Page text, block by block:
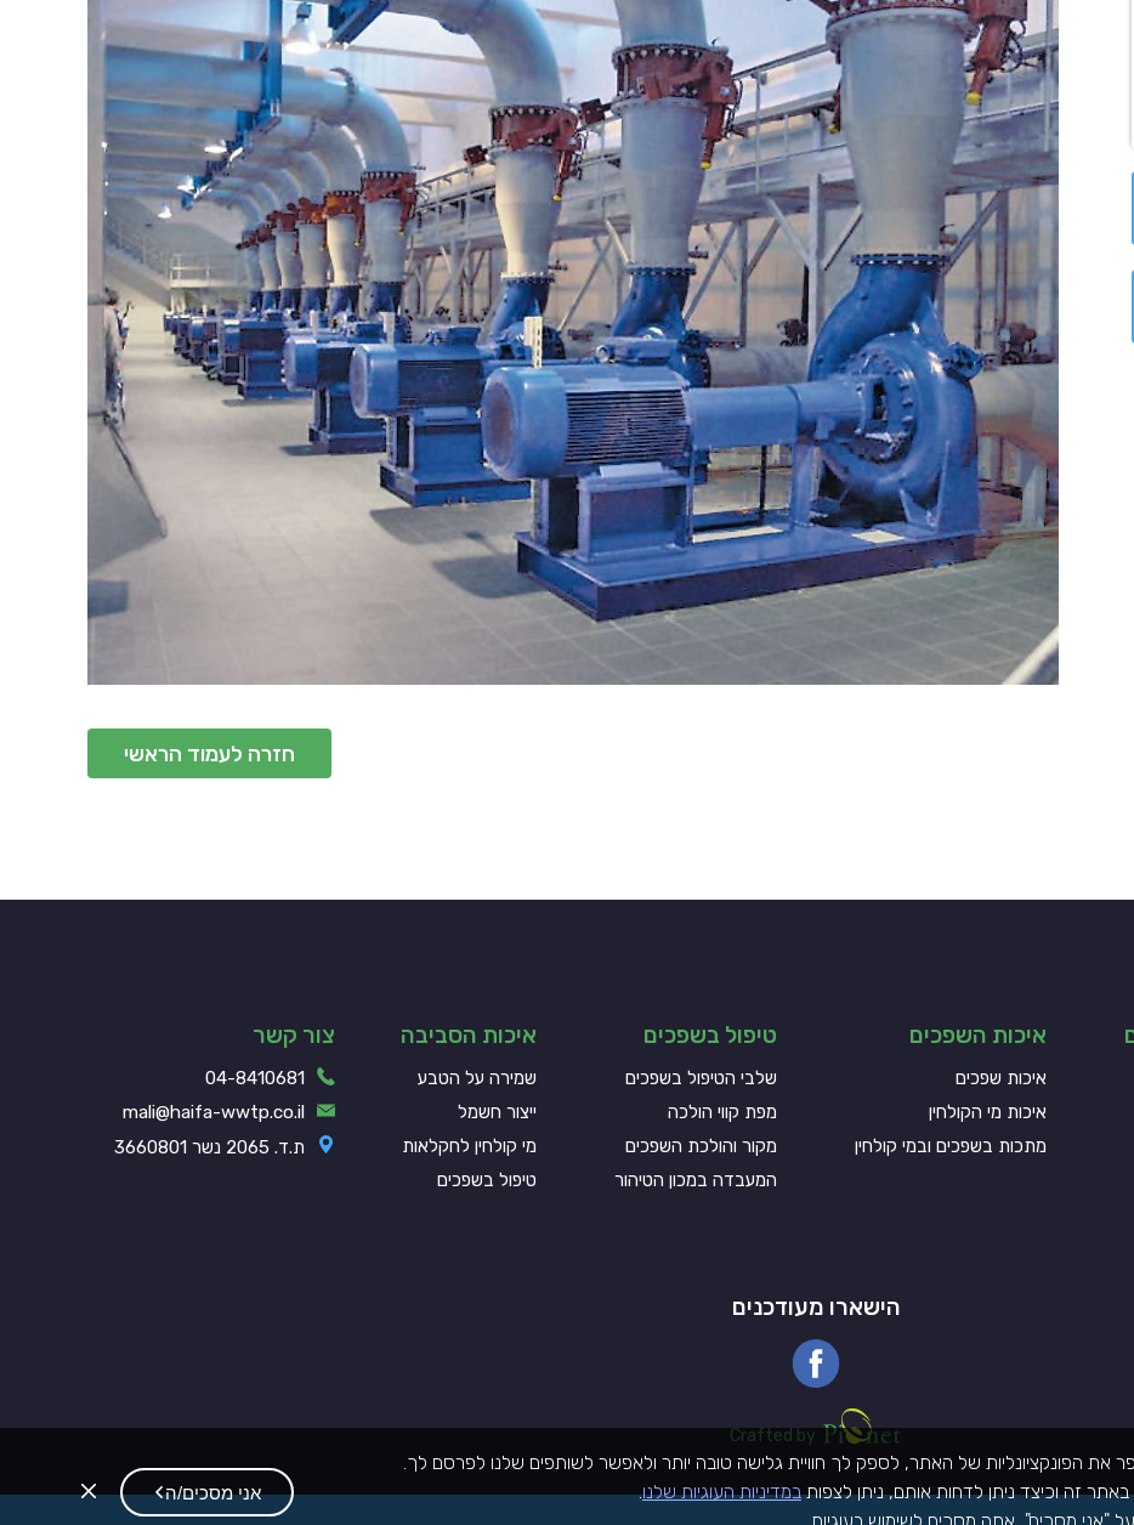
את הפונקציונליות של האתר, לספק לך חוויית גלישה טובה יותר ולאפשר לשותפים שלנו לפרסם לך.
זה וכיצד ניתן לדחות אותם, ניתן לצפותבמדיניות העוגיות שלנו.
אני מסכים/ה
סגור
חזרה לעמוד הראשי
איכות השפכים
איכות שפכים
איכות מי הקולחין
מתכות בשפכים ובמי קולחין
טיפול בשפכים
שלבי הטיפול בשפכים
מפת קווי הולכה
מקור והולכת השפכים
המעבדה במכון הטיהור
איכות הסביבה
שמירה על הטבע
ייצור חשמל
מי קולחין לחקלאות
טיפול בשפכים
צור קשר
04-8410681
mali@haifa-wwtp.co.il
ת.ד. 2065 נשר 3660801
הישארו מעודכנים
Crafted by
Pionet Logo